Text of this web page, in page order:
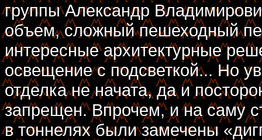
группы Александр
объем, сложный пешеходный
интересные архитектурные
освещение с подсветкой... Но
отделка не начата, да и
запрещен. Впрочем, и на саму
в тоннелях были замечены